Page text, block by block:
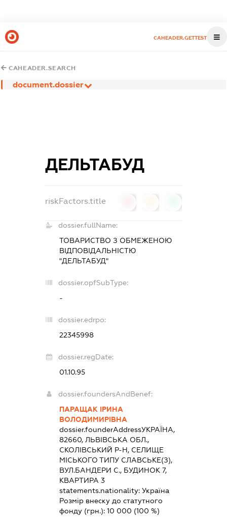
CAHEADER.GETTEST
CAHEADER.SEARCH
document.dossier
ДЕЛЬТАБУД
riskFactors.title
dossier.fullName:
ТОВАРИСТВО З ОБМЕЖЕНОЮ
ВІДПОВІДАЛЬНІСТЮ
"ДЕЛЬТАБУД"
dossier.opfSubType:
-
dossier.edrpo:
22345998
dossier.regDate:
01.10.95
dossier.foundersAndBenef:
ПАРАЩАК ІРИНА
ВОЛОДИМИРІВНА
dossier.founderAddressУКРАЇНА,
82660, ЛЬВІВСЬКА ОБЛ.,
СКОЛІВСЬКИЙ Р-Н, СЕЛИЩЕ
МІСЬКОГО ТИПУ СЛАВСЬКЕ(З),
ВУЛ.БАНДЕРИ С., БУДИНОК 7,
КВАРТИРА 3
statements.nationality: Україна
Розмір внеску до статутного
фонду (грн.): 10 000 (100 %)